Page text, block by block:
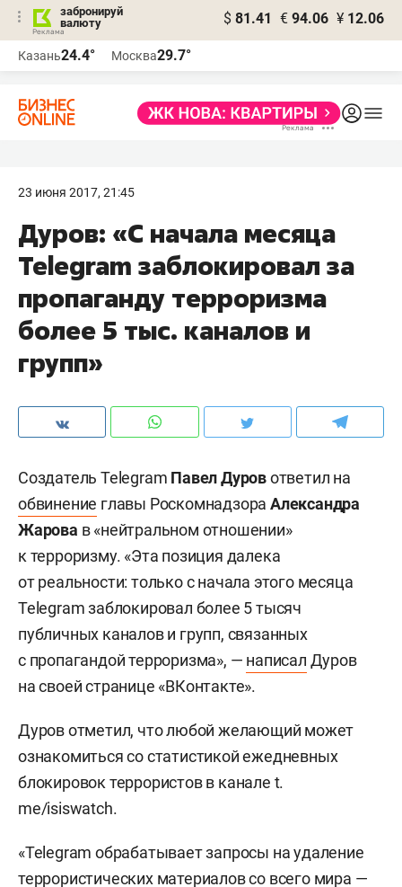
забронируй
валюту
$ 81.41 € 94.06 ¥ 12.06
Казань24.4° Москва29.7°
23 июня 2017, 21:45
Дуров: «С начала месяца
Telegram заблокировал за
пропаганду терроризма
более 5 тыс. каналов и
групп»
Создатель Telegram Павел Дуровответил на
обвинение главы РоскомнадзораАлександра
Жарова в «нейтральном отношении»
к терроризму. «Эта позиция далека
от реальности: только с начала этого месяца
Telegram заблокировал более 5 тысяч
публичных каналов и групп, связанных
с пропагандой терроризма», — написал Дуров
на своей странице «ВКонтакте».
Дуров отметил, что любой желающий может
ознакомиться со статистикой ежедневных
блокировок террористов в канале t.
me/isiswatch.
«Telegram обрабатывает запросы на удаление
террористических материалов со всего мира —